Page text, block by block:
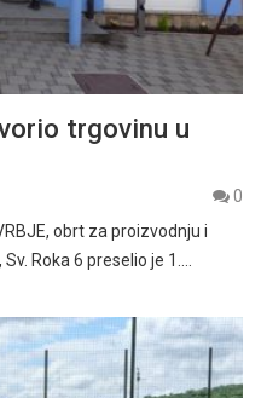
trgovinu u
0
obrt za proizvodnju i
Roka 6 preselio je 1.…